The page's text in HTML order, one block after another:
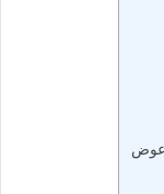
عوض